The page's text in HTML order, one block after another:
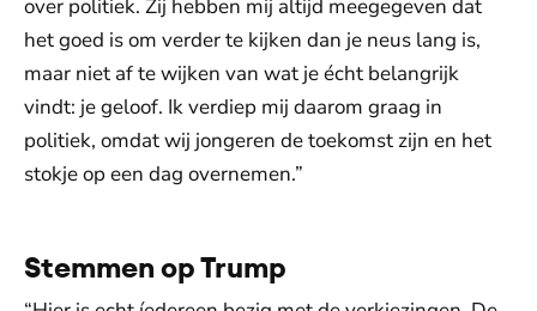
over politiek. Zij hebben mij altijd meegegeven dat
het goed is om verder te kijken dan je neus lang is,
maar niet af te wijken van wat je écht belangrijk
vindt: je geloof. Ik verdiep mij daarom graag in
politiek, omdat wij jongeren de toekomst zijn en het
stokje op een dag overnemen.”
Stemmen op Trump